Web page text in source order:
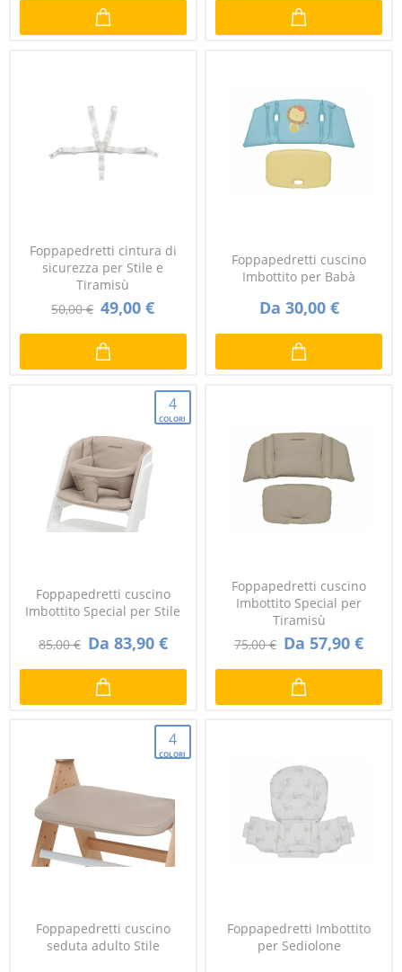
Foppapedretti cintura di
sicurezza per Stile e
Tiramisù
50,00 € 49,00 €
Foppapedretti cuscino
Imbottito per Babà
Da 30,00 €
4
COLORI
Foppapedretti cuscino
Imbottito Special per Stile
85,00 € Da 83,90 €
Foppapedretti cuscino
Imbottito Special per
Tiramisù
75,00 € Da 57,90 €
4
COLORI
Foppapedretti cuscino
seduta adulto Stile
Foppapedretti Imbottito
per Sediolone